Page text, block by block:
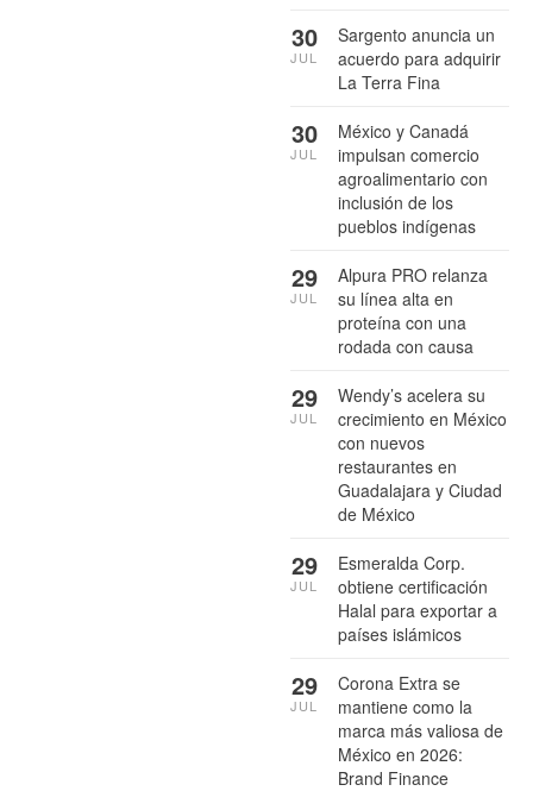
Sargento anuncia un
acuerdo para adquirir
La Terra Fina
30
JUL
México y Canadá
impulsan comercio
agroalimentario con
inclusión de los
pueblos indígenas
30
JUL
Alpura PRO relanza
su línea alta en
proteína con una
rodada con causa
29
JUL
Wendy’s acelera su
crecimiento en México
con nuevos
restaurantes en
Guadalajara y Ciudad
de México
29
JUL
Esmeralda Corp.
obtiene certificación
Halal para exportar a
países islámicos
29
JUL
Corona Extra se
mantiene como la
marca más valiosa de
México en 2026:
Brand Finance
29
JUL